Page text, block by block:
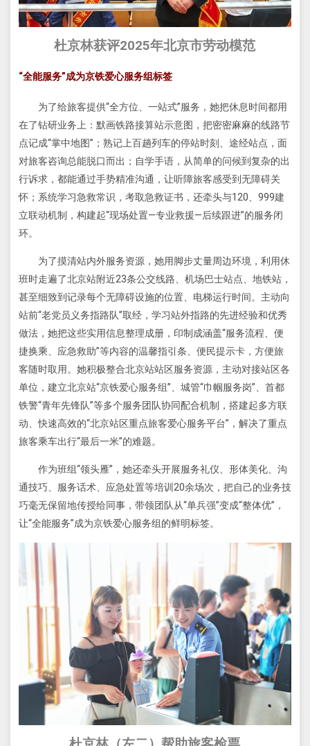
杜京林获评2025年北京市劳动模范
“全能服务”成为京铁爱心服务组标签
为了给旅客提供“全方位、一站式”服务，她把休息时间都用
在了钻研业务上：默画铁路接算站示意图，把密密麻麻的线路节
点记成“掌中地图”；熟记上百趟列车的停站时刻、途经站点，面
对旅客咨询总能脱口而出；自学手语，从简单的问候到复杂的出
行诉求，都能通过手势精准沟通，让听障旅客感受到无障碍关
怀；系统学习急救常识，考取急救证书，还牵头与120、999建
立联动机制，构建起“现场处置—专业救援—后续跟进”的服务闭
环。
为了摸清站内外服务资源，她用脚步丈量周边环境，利用休
班时走遍了北京站附近23条公交线路、机场巴士站点、地铁站，
甚至细致到记录每个无障碍设施的位置、电梯运行时间。主动向
站前“老党员义务指路队”取经，学习站外指路的先进经验和优秀
做法，她把这些实用信息整理成册，印制成涵盖“服务流程、便
捷换乘、应急救助”等内容的温馨指引条、便民提示卡，方便旅
客随时取用。她积极整合北京站站区服务资源，主动对接站区各
单位，建立北京站“京铁爱心服务组”、城管“巾帼服务岗”、首都
铁警“青年先锋队”等多个服务团队协同配合机制，搭建起多方联
动、快速高效的“北京站区重点旅客爱心服务平台”，解决了重点
旅客乘车出行“最后一米”的难题。
作为班组“领头雁”，她还牵头开展服务礼仪、形体美化、沟
通技巧、服务话术、应急处置等培训20余场次，把自己的业务技
巧毫无保留地传授给同事，带领团队从“单兵强”变成“整体优”，
让“全能服务”成为京铁爱心服务组的鲜明标签。